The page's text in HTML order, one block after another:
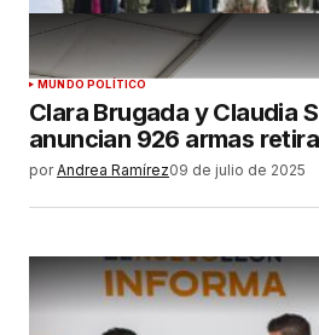
MUNDO POLÍTICO
Clara Brugada y Claudia
anuncian 926 armas
por Andrea Ramírez09 de julio de 2025